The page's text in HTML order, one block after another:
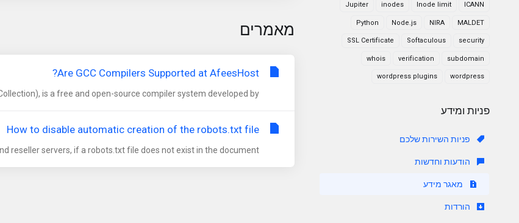
ICANN
Inode limit
inodes
Jupiter
MALDET
NIRA
Node.js
Python
security
Softaculous
SSL Certificate
subdomain
verification
whois
wordpress
wordpress plugins
פניות ומידע
פניות השירות שלכם
הודעות וחדשות
מאגר מידע
הורדות
מאמרים
Are GCC Compilers Supported at AfeesHost?
is a free and open-source compiler system developed by...
How to disable automatic creation of the robots.txt file
reseller servers, if a robots.txt file does not exist in the document...